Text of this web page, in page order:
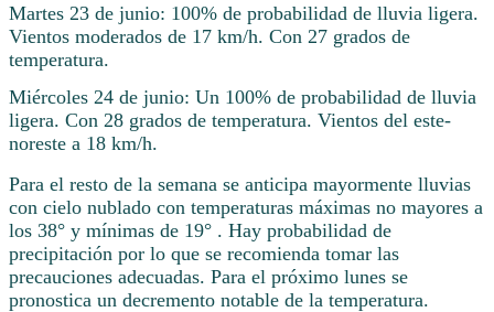
Martes 23 de junio: 100% de probabilidad de lluvia ligera.
Vientos moderados de 17 km/h. Con 27 grados de
temperatura.
Miércoles 24 de junio: Un 100% de probabilidad de lluvia
ligera. Con 28 grados de temperatura. Vientos del este-
noreste a 18 km/h.
Para el resto de la semana se anticipa mayormente lluvias
con cielo nublado con temperaturas máximas no mayores a
los 38° y mínimas de 19° . Hay probabilidad de
precipitación por lo que se recomienda tomar las
precauciones adecuadas. Para el próximo lunes se
pronostica un decremento notable de la temperatura.